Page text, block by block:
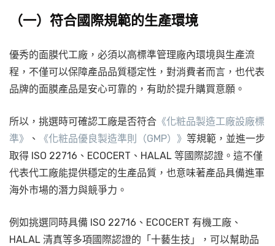
（一）符合國際規範的生產環境
優秀的面膜代工廠，必須以高標準管理廠內環境與生產流
程，不僅可以保障產品品質穩定性，對消費者而言，也代表
品牌的面膜產品是安心可靠的，有助於提升購買意願。
所以，挑選時可確認工廠是否符合 《化粧品製造工廠設廠標
準》
、 《化粧品優良製造準則（GMP）》 等規範，並進一步
取得 ISO 22716、ECOCERT、HALAL 等國際認證。這不僅
代表代工廠能提供穩定的生產品質，也意味著產品具備進軍
海外市場的潛力與競爭力。
例如挑選同時具備 ISO 22716、ECOCERT 有機工廠、
HALAL 清真等多項國際認證的「十藝生技」，可以幫助品